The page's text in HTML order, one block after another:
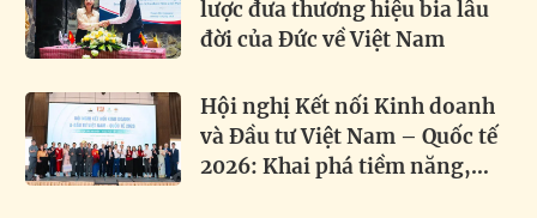
lược đưa thương hiệu bia lâu
đời của Đức về Việt Nam
Hội nghị Kết nối Kinh doanh
và Đầu tư Việt Nam – Quốc tế
2026: Khai phá tiềm năng,